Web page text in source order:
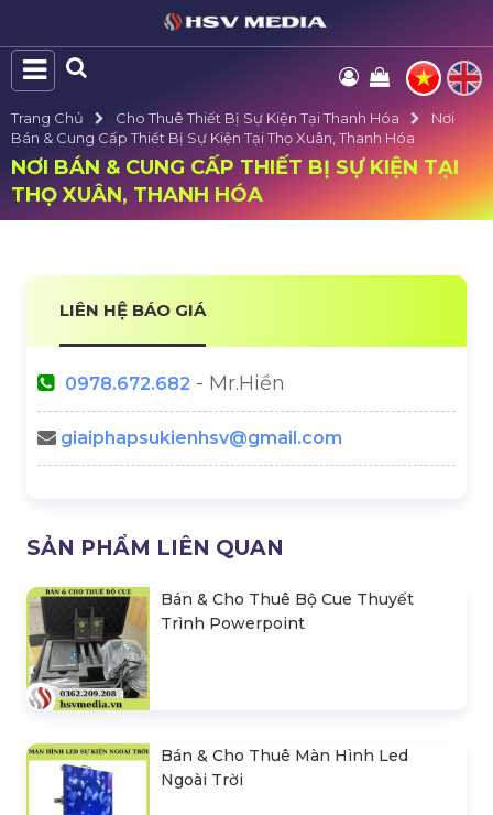
Trang Chủ Cho Thuê Thiết Bị Sự Kiện Tại Thanh Hóa
Nơi
Bán & Cung Cấp Thiết Bị Sự Kiện Tại Thọ Xuân, Thanh Hóa
NƠI BÁN & CUNG CẤP THIẾT BỊ SỰ KIỆN TẠI
THỌ XUÂN, THANH HÓA
LIÊN HỆ BÁO GIÁ
0978.672.682 - Mr.Hiền
giaiphapsukienhsv@gmail.com
SẢN PHẨM LIÊN QUAN
Bán & Cho Thuê Bộ Cue Thuyết
Trình Powerpoint
Bán & Cho Thuê Màn Hình Led
Ngoài Trời